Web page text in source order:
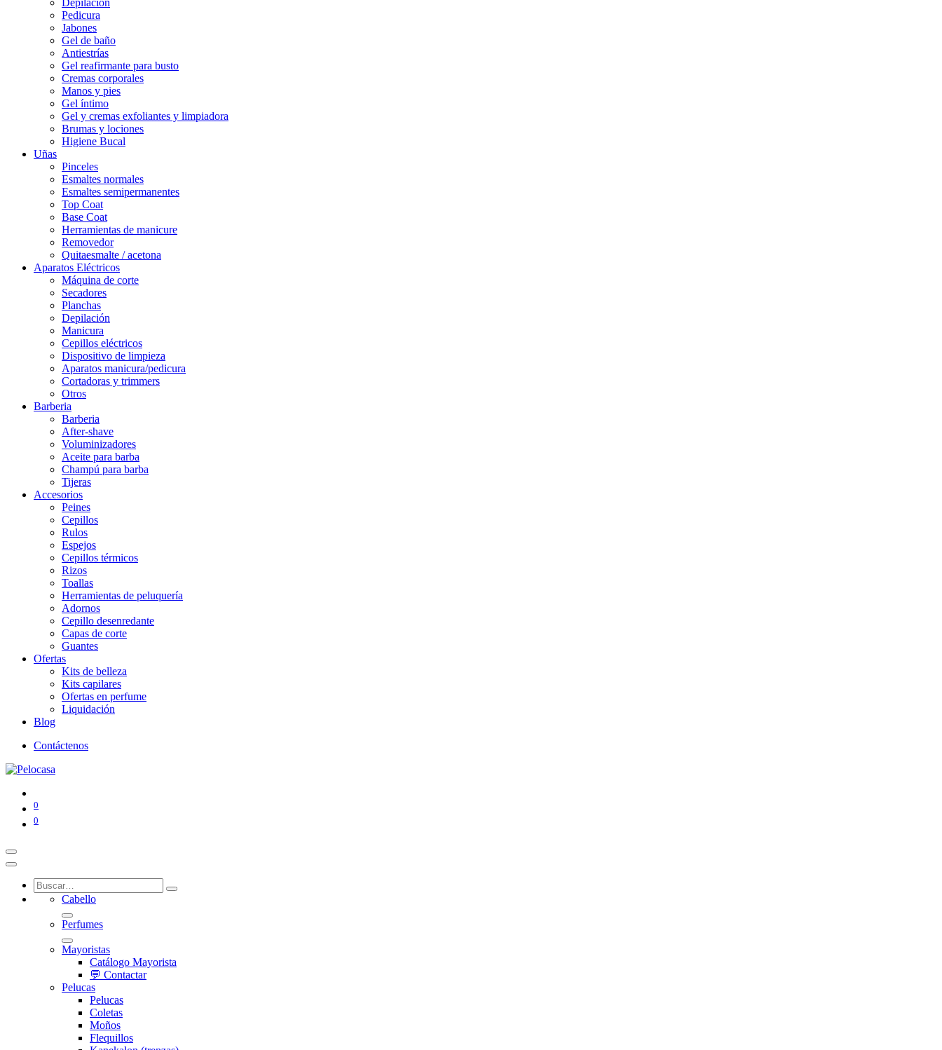
Pedicura
Jabones
Gel de baño
Antiestrías
Gel reafirmante para busto
Cremas corporales
Manos y pies
Gel íntimo
Gel y cremas exfoliantes y limpiadora
Brumas y lociones
Higiene Bucal
Uñas
Pinceles
Esmaltes normales
Esmaltes semipermanentes
Top Coat
Base Coat
Herramientas de manicure
Removedor
Quitaesmalte / acetona
Aparatos Eléctricos
Máquina de corte
Secadores
Planchas
Depilación
Manicura
Cepillos eléctricos
Dispositivo de limpieza
Aparatos manicura/pedicura
Cortadoras y trimmers
Otros
Barberia
Barberia
After-shave
Voluminizadores
Aceite para barba
Champú para barba
Tijeras
Accesorios
Peines
Cepillos
Rulos
Espejos
Cepillos térmicos
Rizos
Toallas
Herramientas de peluquería
Adornos
Cepillo desenredante
Capas de corte
Guantes
Ofertas
Kits de belleza
Kits capilares
Ofertas en perfume
Liquidación
Blog
Contáctenos
0
0
Cabello
Perfumes
Mayoristas
Catálogo Mayorista
💬 Contactar
Pelucas
Pelucas
Coletas
Moños
Flequillos